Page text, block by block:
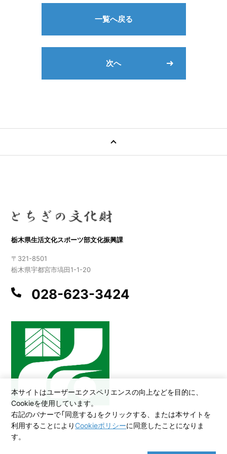
本サイトはユーザーエクスペリエンスの向上などを目的に、
Cookieを使用しています。
右記のバナーで「同意する」をクリックする、または本サイトを
利用することによりCookieポリシーに同意したことになりま
す。
一覧へ戻る
次へ
栃木県生活文化スポーツ部文化振興課
〒321-8501
栃木県宇都宮市塙田1-1-20
028-623-3424
©2026 All Rights Reserved,Copyright(C)2005.Tochigi Prefecture